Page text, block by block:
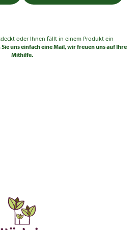
oder Ihnen fällt in einem Produkt ein
Sie uns einfach eine Mail, wir freuen uns auf Ihre
Mithilfe.